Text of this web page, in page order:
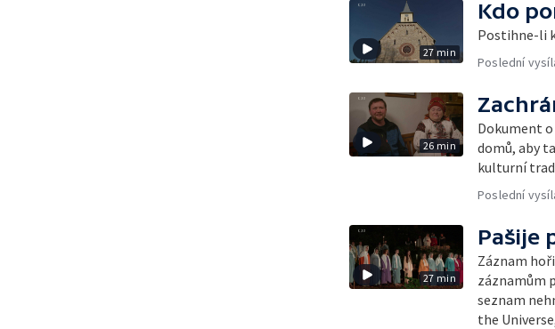
27 min
Kdo
Postihne-li
Poslední
26 min
Dokument
domů, aby
kulturní
Poslední
27 min
Pašije
Záznam
záznamům
seznam
the